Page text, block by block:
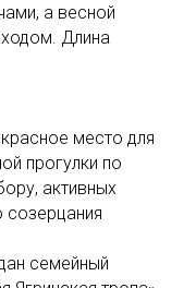
а весной
Длина
место для
прогулки по
активных
созерцания
семейный